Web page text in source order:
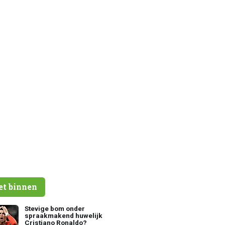
binnen
Stevige bom onder
spraakmakend huwelijk
Cristiano Ronaldo?